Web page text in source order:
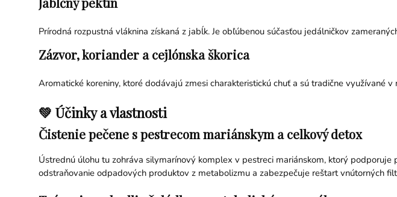
Prírodná rozpustná vláknina získaná z jabĺk. Je obľúbenou súčasťou jedálničkov
Zázvor, koriander a cejlónska škorica
Aromatické koreniny, ktoré dodávajú zmesi charakteristickú chuť a sú tradične využívané
💚 Účinky a vlastnosti
Čistenie pečene s pestrecom mariánskym a celkový detox
Ústrednú úlohu tu zohráva silymarínový komplex v pestreci mariánskom, ktorý
odstraňovanie odpadových produktov z metabolizmu a zabezpečuje reštart vnútorných